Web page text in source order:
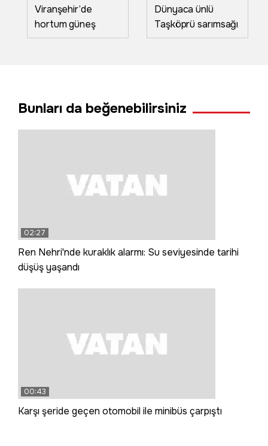
Viranşehir’de
hortum güneş
panellerini
Dünyaca ünlü
Taşköprü sarımsağı
festivalde yarıştı:
Bunları da beğenebilirsiniz
02:27
Ren Nehri'nde kuraklık alarmı: Su seviyesinde tarihi
düşüş yaşandı
00:43
Karşı şeride geçen otomobil ile minibüs çarpıştı